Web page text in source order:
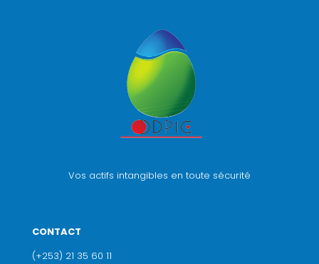
Vos actifs intangibles en toute sécurité
CONTACT
(+253) 21 35 60 11